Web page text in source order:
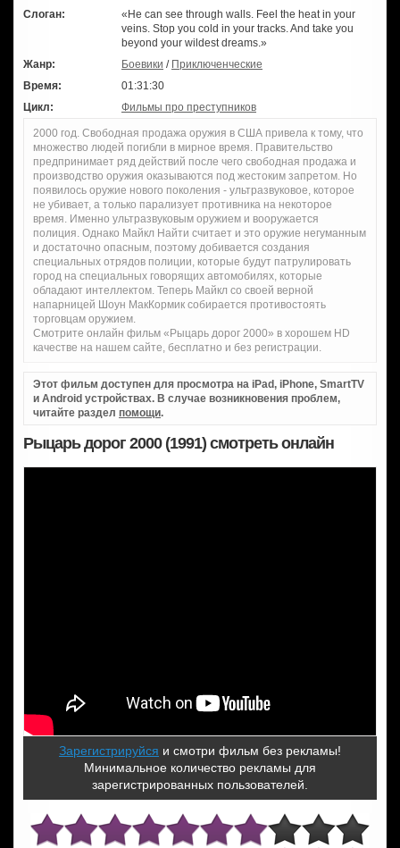
Слоган:
«He can see through walls. Feel the heat in your
veins. Stop you cold in your tracks. And take you
beyond your wildest dreams.»
Жанр:
Боевики / Приключенческие
Время:
01:31:30
Цикл:
Фильмы про преступников
2000 год. Свободная продажа оружия в США привела к тому, что
множество людей погибли в мирное время. Правительство
предпринимает ряд действий после чего свободная продажа и
производство оружия оказываются под жестоким запретом. Но
появилось оружие нового поколения - ультразвуковое, которое
не убивает, а только парализует противника на некоторое
время. Именно ультразвуковым оружием и вооружается
полиция. Однако Майкл Найти считает и это оружие негуманным
и достаточно опасным, поэтому добивается создания
специальных отрядов полиции, которые будут патрулировать
город на специальных говорящих автомобилях, которые
обладают интеллектом. Теперь Майкл со своей верной
напарницей Шоун МакКормик собирается противостоять
торговцам оружием.
Смотрите онлайн фильм «Рыцарь дорог 2000» в хорошем HD
качестве на нашем сайте, бесплатно и без регистрации.
Этот фильм доступен для просмотра на iPad, iPhone, SmartTV
и Android устройствах. В случае возникновения проблем,
читайте раздел помощи.
Рыцарь дорог 2000 (1991) смотреть онлайн
Зарегистрируйся и смотри фильм без рекламы!
Минимальное количество рекламы для
зарегистрированных пользователей.